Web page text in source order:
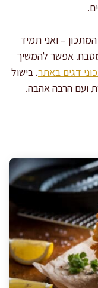
– ואני תמיד
אפשר להמשיך
דגים באתר. בישול
ועם הרבה אהבה.